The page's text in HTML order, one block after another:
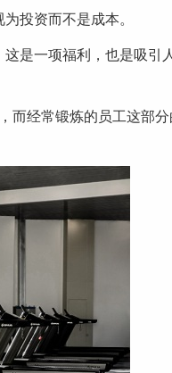
投资而不是成本。
是一项福利，也是吸引
经常锻炼的员工这部分